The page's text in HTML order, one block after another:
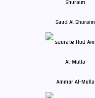
Saud Al Shuraim
Ammar Al-Mulla